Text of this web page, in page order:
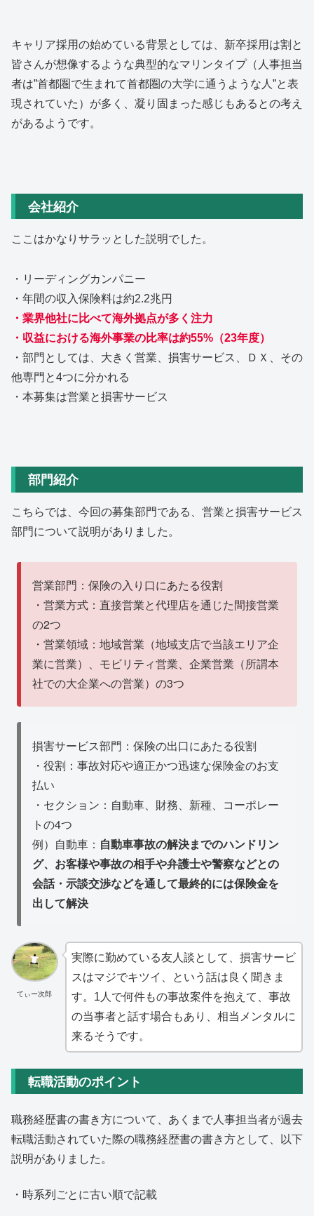
キャリア採用の始めている背景としては、新卒採用は割と
皆さんが想像するような典型的なマリンタイプ（人事担当
者は”首都圏で生まれて首都圏の大学に通うような人”と表
現されていた）が多く、凝り固まった感じもあるとの考え
があるようです。
会社紹介
ここはかなりサラッとした説明でした。
・リーディングカンパニー
・年間の収入保険料は約2.2兆円
・業界他社に比べて海外拠点が多く注力
・収益における海外事業の比率は約55%（23年度）
・部門としては、大きく営業、損害サービス、ＤＸ、その
他専門と4つに分かれる
・本募集は営業と損害サービス
部門紹介
こちらでは、今回の募集部門である、営業と損害サービス
部門について説明がありました。
営業部門：保険の入り口にあたる役割
・営業方式：直接営業と代理店を通じた間接営業
の2つ
・営業領域：地域営業（地域支店で当該エリア企
業に営業）、モビリティ営業、企業営業（所謂本
社での大企業への営業）の3つ
損害サービス部門：保険の出口にあたる役割
・役割：事故対応や適正かつ迅速な保険金のお支
払い
・セクション：自動車、財務、新種、コーポレー
トの4つ
例）自動車： 自動車事故の解決までのハンドリン
グ、お客様や事故の相手や弁護士や警察などとの
会話・示談交渉などを通して最終的には保険金を
出して解決
てぃー次郎
実際に勤めている友人談として、損害サービ
スはマジでキツイ、という話は良く聞きま
す。1人で何件もの事故案件を抱えて、事故
の当事者と話す場合もあり、相当メンタルに
来るそうです。
転職活動のポイント
職務経歴書の書き方について、あくまで人事担当者が過去
転職活動されていた際の職務経歴書の書き方として、以下
説明がありました。
・時系列ごとに古い順で記載